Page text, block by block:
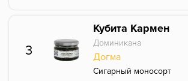
3
Кубита Кармен
Доминикана
Догма
Сигарный моносорт